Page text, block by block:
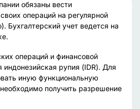
обязаны вести
операций на регулярной
Бухгалтерский учет ведется на
операций и финансовой
индонезийская рупия (IDR). Для
иную функциональную
получить разрешение